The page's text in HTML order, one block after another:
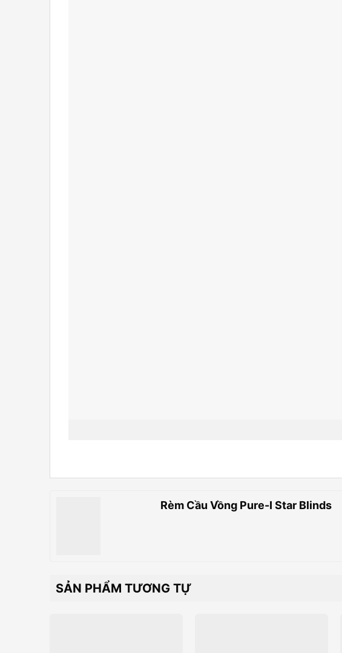
Rèm Cầu Vồng Pure-I Star Blinds
SẢN PHẨM TƯƠNG TỰ